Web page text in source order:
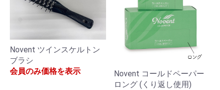
Novent ツインスケルトン
ブラシ
会員のみ価格を表示
Novent コールドペーパー
ロング (くり返し使用)